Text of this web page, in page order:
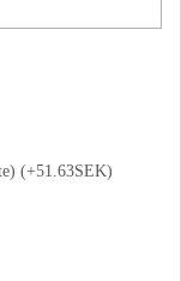
(+51.63SEK)